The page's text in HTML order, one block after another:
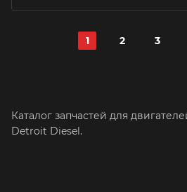
1 2 3
Каталог запчастей для
Detroit Diesel.